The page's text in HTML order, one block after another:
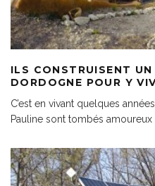
ILS CONSTRUISENT UN
DORDOGNE POUR Y
C’est en vivant quelques
Pauline sont tombés amoureux